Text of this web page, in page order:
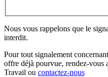
Nous vous rappelons que le
interdit.
Pour tout signalement
offre déjà pourvue, rendez-vous
Travail ou contactez-nous